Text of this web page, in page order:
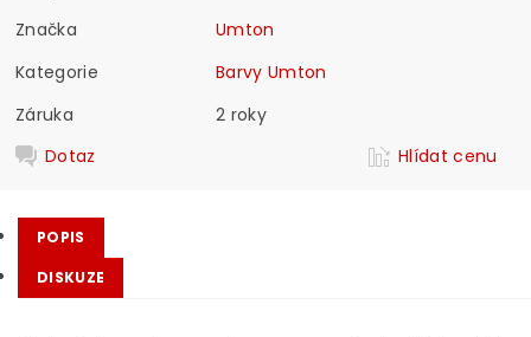
Značka
Umton
Kategorie
Barvy Umton
Záruka
2 roky
Dotaz
Hlídat cenu
POPIS
DISKUZE